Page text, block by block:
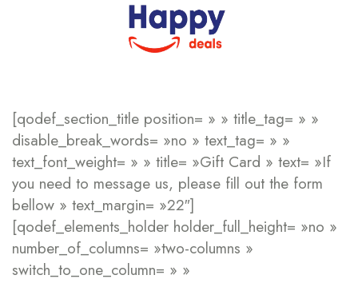
[qodef_section_title position= » » title_tag= » »
disable_break_words= »no » text_tag= » »
text_font_weight= » » title= »Gift Card » text= »If
you need to message us, please fill out the form
bellow » text_margin= »22″]
[qodef_elements_holder holder_full_height= »no »
number_of_columns= »two-columns »
switch_to_one_column= » »